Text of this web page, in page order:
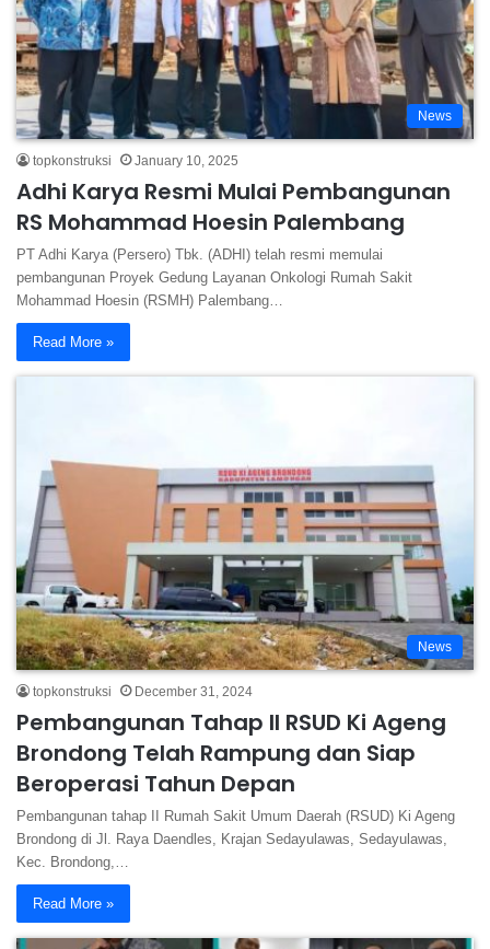
News
topkonstruksi January 10, 2025
Adhi Karya Resmi Mulai Pembangunan
RS Mohammad Hoesin Palembang
PT Adhi Karya (Persero) Tbk. (ADHI) telah resmi memulai
pembangunan Proyek Gedung Layanan Onkologi Rumah Sakit
Mohammad Hoesin (RSMH) Palembang…
Read More »
News
topkonstruksi December 31, 2024
Pembangunan Tahap II RSUD Ki Ageng
Brondong Telah Rampung dan Siap
Beroperasi Tahun Depan
Pembangunan tahap II Rumah Sakit Umum Daerah (RSUD) Ki Ageng
Brondong di Jl. Raya Daendles, Krajan Sedayulawas, Sedayulawas,
Kec. Brondong,…
Read More »